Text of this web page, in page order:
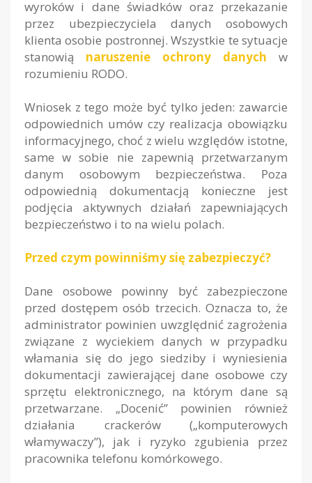
wyroków i dane świadków oraz przekazanie
przez ubezpieczyciela danych osobowych
klienta osobie postronnej. Wszystkie te sytuacje
stanowią naruszenie ochrony danych w
rozumieniu RODO.
Wniosek z tego może być tylko jeden: zawarcie
odpowiednich umów czy realizacja obowiązku
informacyjnego, choć z wielu względów istotne,
same w sobie nie zapewnią przetwarzanym
danym osobowym bezpieczeństwa. Poza
odpowiednią dokumentacją konieczne jest
podjęcia aktywnych działań zapewniających
bezpieczeństwo i to na wielu polach.
Przed czym powinniśmy się zabezpieczyć?
Dane osobowe powinny być zabezpieczone
przed dostępem osób trzecich. Oznacza to, że
administrator powinien uwzględnić zagrożenia
związane z wyciekiem danych w przypadku
włamania się do jego siedziby i wyniesienia
dokumentacji zawierającej dane osobowe czy
sprzętu elektronicznego, na którym dane są
przetwarzane. „Docenić” powinien również
działania crackerów („komputerowych
włamywaczy”), jak i ryzyko zgubienia przez
pracownika telefonu komórkowego.